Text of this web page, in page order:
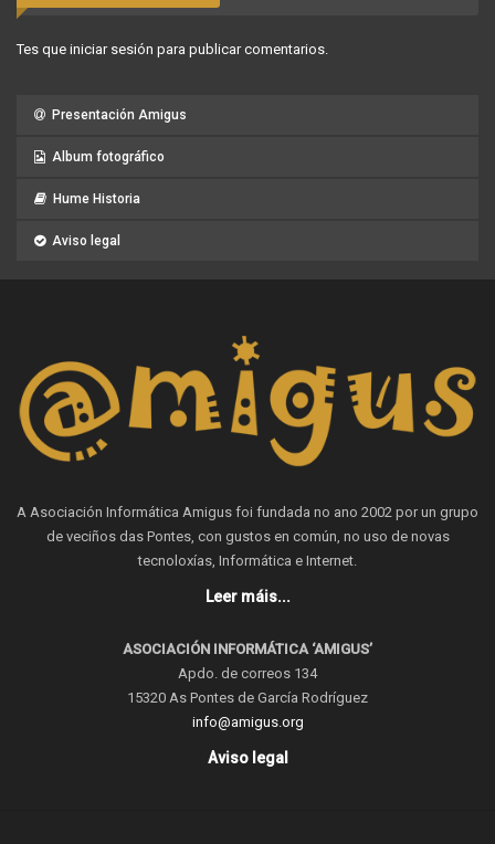
Tes que iniciar sesión para publicar comentarios.
Presentación Amigus
Album fotográfico
Hume Historia
Aviso legal
A Asociación Informática Amigus foi fundada no ano 2002 por un grupo
de veciños das Pontes, con gustos en común, no uso de novas
tecnoloxías, Informática e Internet.
Leer máis...
ASOCIACIÓN INFORMÁTICA ‘AMIGUS’
Apdo. de correos 134
15320 As Pontes de García Rodríguez
info@amigus.org
Aviso legal